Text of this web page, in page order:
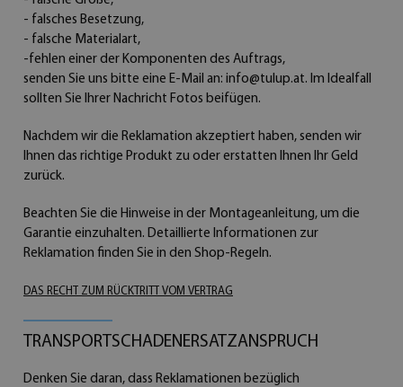
- falsches Besetzung,
- falsche Materialart,
-fehlen einer der Komponenten des Auftrags,
senden Sie uns bitte eine E-Mail an: info@tulup.at. Im Idealfall
sollten Sie Ihrer Nachricht Fotos beifügen.
Nachdem wir die Reklamation akzeptiert haben, senden wir
Ihnen das richtige Produkt zu oder erstatten Ihnen Ihr Geld
zurück.
Beachten Sie die Hinweise in der Montageanleitung, um die
Garantie einzuhalten. Detaillierte Informationen zur
Reklamation finden Sie in den Shop-Regeln.
DAS RECHT ZUM RÜCKTRITT VOM VERTRAG
TRANSPORTSCHADENERSATZANSPRUCH
Denken Sie daran, dass Reklamationen bezüglich